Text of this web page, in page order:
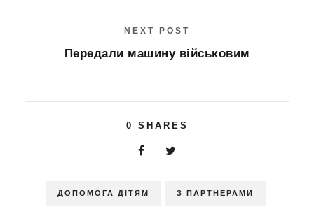
NEXT POST
Передали машину військовим
0 SHARES
ДОПОМОГА ДІТЯМ З ПАРТНЕРАМИ